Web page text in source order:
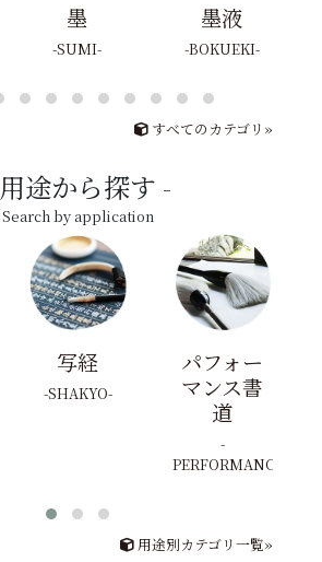
墨
SUMI
墨液
BOKUEKI
すべてのカテゴリ»
用途から探す
Search by application
写経
SHAKYO
パフォー
マンス書
道
PERFORMANCE
用途別カテゴリ一覧»